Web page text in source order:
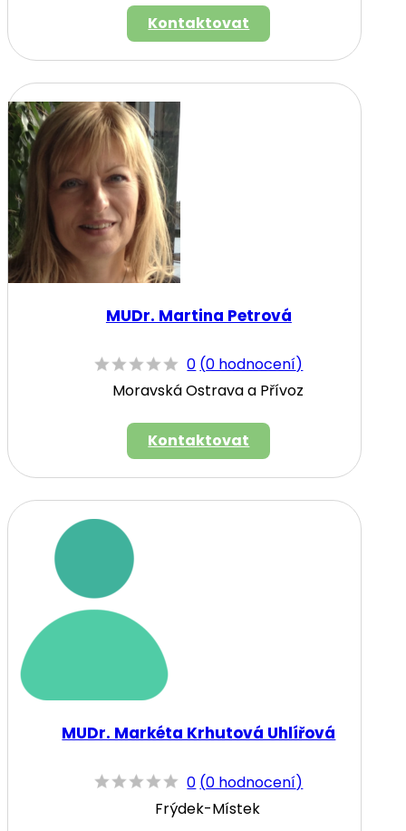
Kontaktovat
MUDr. Martina Petrová
0 (0 hodnocení)
Moravská Ostrava a Přívoz
Kontaktovat
MUDr. Markéta Krhutová Uhlířová
0 (0 hodnocení)
Frýdek-Místek